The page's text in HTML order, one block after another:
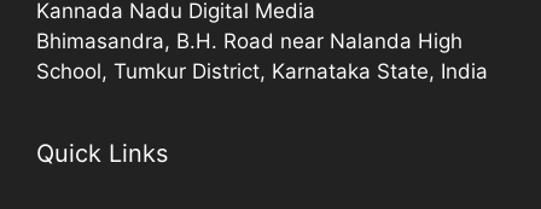
Kannada Nadu Digital Media
Bhimasandra, B.H. Road near Nalanda High
School, Tumkur District, Karnataka State, India
Quick Links